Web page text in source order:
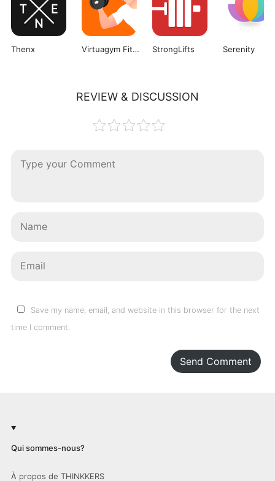
Thenx Virtuagym Fitness StrongLifts Serenity
REVIEW & DISCUSSION
Save my name, email, and website in this browser for the next
time I comment.
Send Comment
Qui sommes-nous?
À propos de THINKKERS